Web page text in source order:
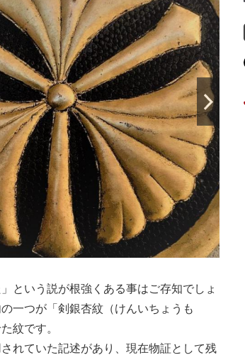
という説が根強くある事はご存知でしょ
一つが「剣銀杏紋（けんいちょうも
紋です。
れていた記述があり、現在物証として残